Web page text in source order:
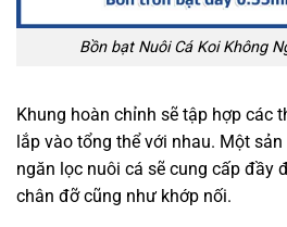
Bồn bạt Nuôi Cá Koi Không
Khung hoàn chỉnh sẽ tập hợp các
lắp vào tổng thể với nhau. Một
ngăn lọc nuôi cá sẽ cung cấp đầy
chân đỡ cũng như khớp nối.